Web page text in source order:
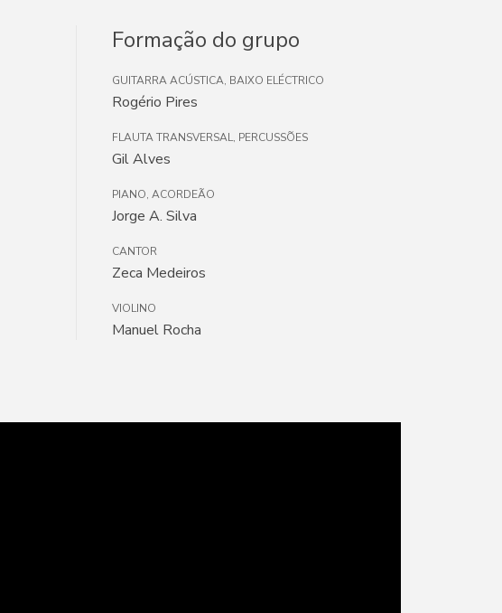
Formação do grupo
GUITARRA ACÚSTICA, BAIXO ELÉCTRICO
Rogério Pires
FLAUTA TRANSVERSAL, PERCUSSÕES
Gil Alves
PIANO, ACORDEÃO
Jorge A. Silva
CANTOR
Zeca Medeiros
VIOLINO
Manuel Rocha